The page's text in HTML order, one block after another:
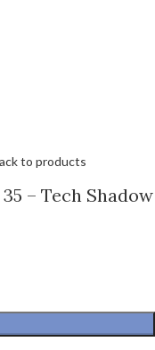
to products
– Tech Shadow